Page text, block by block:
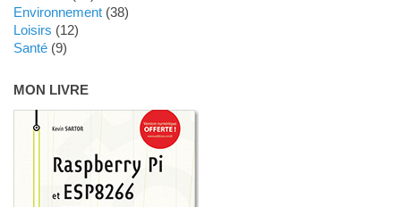
Environnement(38)
Loisirs (12)
Santé(9)
MON LIVRE